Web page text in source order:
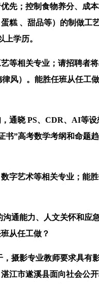
先；控制食物养分、成
糕 、甜品等）的制做工
学历。
相关专业；请招聘者
风）。能胜任班从任工
通晓 PS、CDR、AI等设
”高考数学考纲和命题
字艺术等相关专业；能
通能力、人文关怀和应
从任工做？
摄影专业教师要求具有
江市遂溪县面向社会公